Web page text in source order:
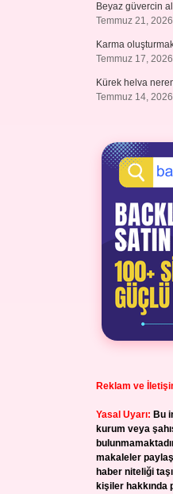
Beyaz güvercin
Temmuz 21, 2026
Karma
Temmuz 17, 2026
Kürek helva
Temmuz 14, 2026
Reklam ve
Yasal Uyarı: Bu
kurum veya
makaleler
haber niteliği
kişiler hakkında